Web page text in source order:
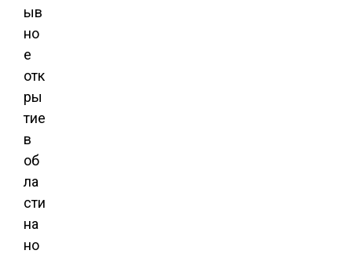
ыв
но
е
отк
ры
тие
в
об
ла
сти
на
но